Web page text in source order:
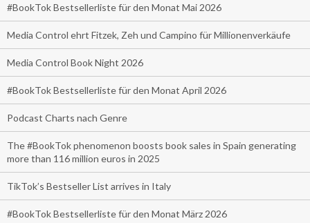
#BookTok Bestsellerliste für den Monat Mai 2026
Media Control ehrt Fitzek, Zeh und Campino für Millionenverkäufe
Media Control Book Night 2026
#BookTok Bestsellerliste für den Monat April 2026
Podcast Charts nach Genre
The #BookTok phenomenon boosts book sales in Spain generating
more than 116 million euros in 2025
TikTok’s Bestseller List arrives in Italy
#BookTok Bestsellerliste für den Monat März 2026